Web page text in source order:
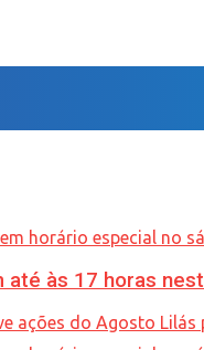
até às 17 horas